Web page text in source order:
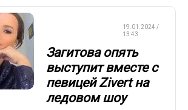
19.01.2024 /
13:43
Загитова опять
выступит вместе с
певицей Zivert на
ледовом шоу